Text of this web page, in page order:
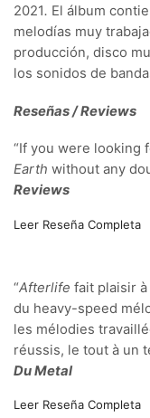
2021. El álbum
melodías muy
producción, disco
los sonidos de
Reseñas / Reviews
“If you were looking
Earth without any
Reviews
Leer Reseña Completa
“Afterlife fait plaisir
du heavy-speed
les mélodies
réussis, le tout à un
Du Metal
Leer Reseña Completa